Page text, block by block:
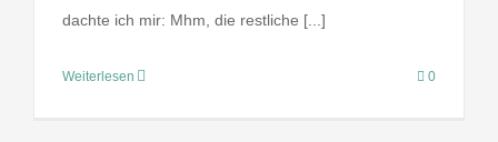
dachte ich mir: Mhm, die restliche [...]
Weiterlesen 0